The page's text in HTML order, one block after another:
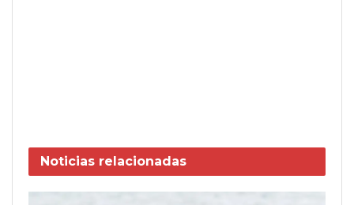
Noticias relacionadas